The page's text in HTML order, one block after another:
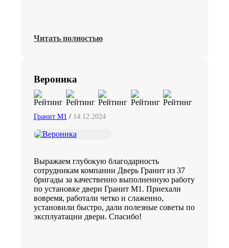
Читать полностью
Вероника
Гранит М1 / 14.12.2024
Выражаем глубокую благодарность
сотрудникам компании Дверь Гранит из 37
бригады за качественно выполненную работу
по установке двери Гранит М1. Приехали
вовремя, работали четко и слаженно,
установили быстро, дали полезные советы по
эксплуатации двери. Спасибо!